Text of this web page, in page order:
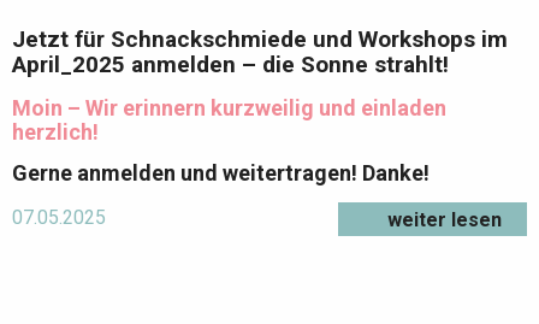
Jetzt für Schnackschmiede und Workshops im
April_2025 anmelden – die Sonne strahlt!
Moin – Wir erinnern kurzweilig und einladen
herzlich!
Gerne anmelden und weitertragen! Danke!
07.05.2025 weiter lesen